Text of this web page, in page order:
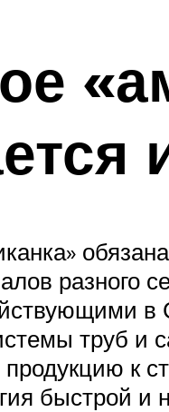
разного
в
труб и
к
быстрой и